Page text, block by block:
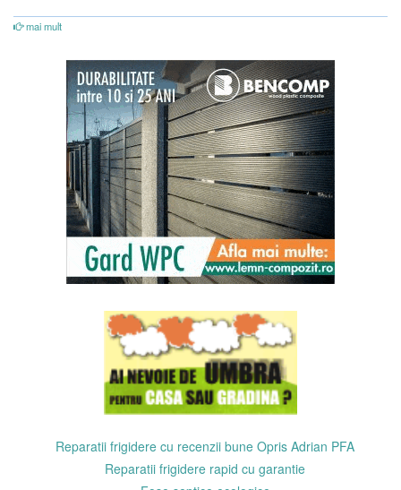
mai mult
Reparatii frigidere cu recenzii bune Opris Adrian PFA
Reparatii frigidere rapid cu garantie